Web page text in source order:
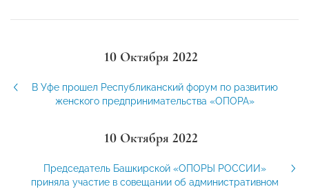
10 Октября 2022
В Уфе прошел Республиканский форум по развитию
женского предпринимательства «ОПОРА»
10 Октября 2022
Председатель Башкирской «ОПОРЫ РОССИИ»
приняла участие в совещании об административном